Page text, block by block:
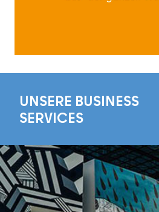
UNSERE BUSINESS
SERVICES